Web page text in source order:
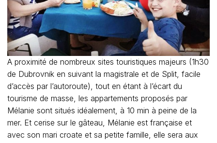
A proximité de nombreux sites touristiques majeurs (1h30
de Dubrovnik en suivant la magistrale et de Split, facile
d’accès par l’autoroute), tout en étant à l’écart du
tourisme de masse, les appartements proposés par
Mélanie sont situés idéalement, à 10 min à peine de la
mer. Et cerise sur le gâteau, Mélanie est française et
avec son mari croate et sa petite famille, elle sera aux